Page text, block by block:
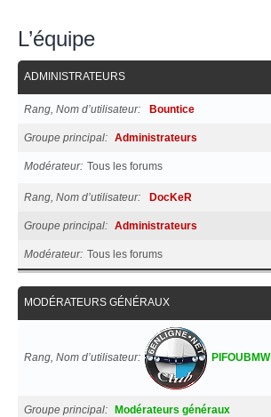
L’équipe
ADMINISTRATEURS
Rang, Nom d’utilisateur Bountice
Groupe principal Administrateurs
Modérateur Tous les forums
Rang, Nom d’utilisateur DocKeR
Groupe principal Administrateurs
Modérateur Tous les forums
MODÉRATEURS GÉNÉRAUX
Rang, Nom d’utilisateur PIFOUBMW
Groupe principal Modérateurs généraux